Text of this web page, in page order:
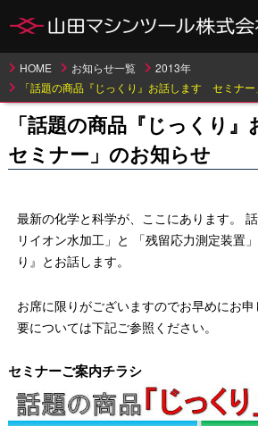
「話題の商品『じっくり
セミナー」のお知らせ
最新の化学と科学が、ここにあります。
リイオン水加工」と 「残留応力測定装置
り』とお話します。
お席に限りがございますのでお早めにお
要については下記ご参照ください。
セミナーご案内チラシ
HOME お知らせ一覧
2013年
「話題の商品『じっくり』お話します セミナ